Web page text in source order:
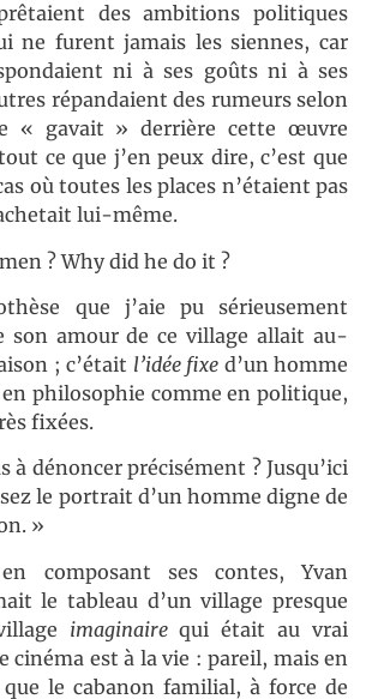
des ambitions politiques
ne furent jamais les siennes, car
ni à ses goûts ni à ses
répandaient des rumeurs selon
« gavait » derrière cette œuvre
ce que j’en peux dire, c’est que
où toutes les places n’étaient pas
lui-même.
? Why did he do it ?
que j’aie pu sérieusement
son amour de ce village allait au-
; c’était l’idée fixe d’un homme
philosophie comme en politique,
fixées.
à dénoncer précisément ? Jusqu’ici
le portrait d’un homme digne de
»
composant ses contes, Yvan
le tableau d’un village presque
imaginairequi était au vrai
cinéma est à la vie : pareil, mais en
le cabanon familial, à force de